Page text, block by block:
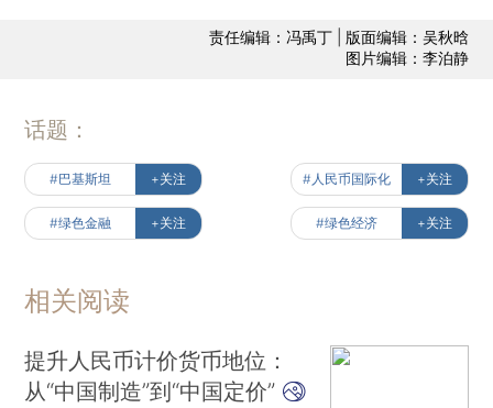
责任编辑：冯禹丁 | 版面编辑：吴秋晗
图片编辑：李泊静
话题：
#巴基斯坦 +关注 #人民币国际化 +关注
#绿色金融 +关注 #绿色经济 +关注
相关阅读
提升人民币计价货币地位：
从“中国制造”到“中国定价”